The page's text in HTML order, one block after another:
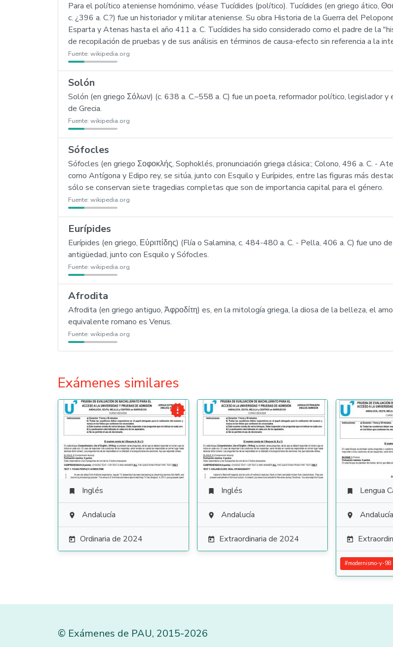
Para el político ateniense homónimo, véase Tucídides (político). Tucídides (en griego ático,
c. ¿396 a. C.?) fue un historiador y militar ateniense. Su obra Historia de la Guerra del
Esparta y Atenas hasta el año 411 a. C. Tucídides ha sido considerado como el padre de la
de recopilación de pruebas y de sus análisis en términos de causa-efecto sin referencia a la
Fuente: wikipedia.org
Solón
Solón (en griego Σόλων) (c. 638 a. C.–558 a. C) fue un poeta, reformador político, legislador
de Grecia.
Fuente: wikipedia.org
Sófocles
Sófocles (en griego Σοφοκλής, Sophoklés, pronunciación griega clásica:; Colono, 496 a. C. -
como Antígona y Edipo rey, se sitúa, junto con Esquilo y Eurípides, entre las figuras más
sólo se conservan siete tragedias completas que son de importancia capital para el género.
Fuente: wikipedia.org
Eurípides
Eurípides (en griego, Εὐριπίδης) (Flía o Salamina, c. 484-480 a. C. - Pella, 406 a. C) fue uno
antigüedad, junto con Esquilo y Sófocles.
Fuente: wikipedia.org
Afrodita
Afrodita (en griego antiguo, Ἀφροδίτη) es, en la mitología griega, la diosa de la belleza, el
equivalente romano es Venus.
Fuente: wikipedia.org
Exámenes similares

 Inglés
 Andalucía
 Ordinaria de 2024
 Inglés
 Andalucía
 Extraordinaria de 2024
 Lengua
 Andalucía

#modernismo-y-98
© Exámenes de PAU, 2015-2026